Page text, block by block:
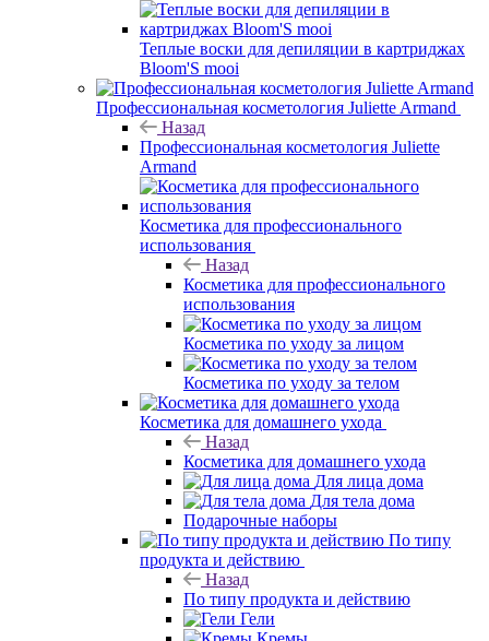
Теплые воски для депиляции в картриджах
Bloom'S mooi
Профессиональная косметология Juliette Armand
Назад
Профессиональная косметология Juliette
Armand
Косметика для профессионального
использования
Назад
Косметика для профессионального
использования
Косметика по уходу за лицом
Косметика по уходу за телом
Косметика для домашнего ухода
Назад
Косметика для домашнего ухода
Для лица дома
Для тела дома
Подарочные наборы
По типу
продукта и действию
Назад
По типу продукта и действию
Гели